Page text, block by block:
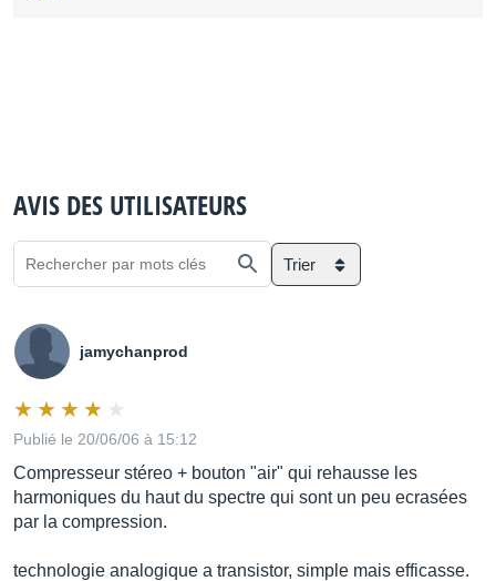
AVIS DES UTILISATEURS
Trier
jamychanprod
Publié le 20/06/06 à 15:12
Compresseur stéreo + bouton "air" qui rehausse les
harmoniques du haut du spectre qui sont un peu ecrasées
par la compression.
technologie analogique a transistor, simple mais efficasse.